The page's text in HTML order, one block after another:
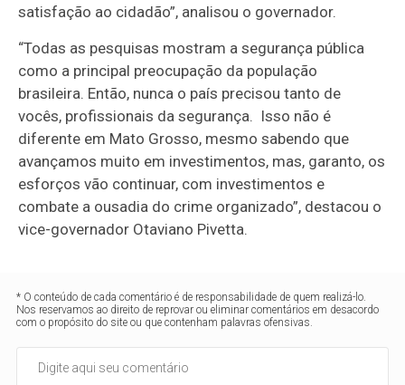
satisfação ao cidadão”, analisou o governador.
“Todas as pesquisas mostram a segurança pública
como a principal preocupação da população
brasileira. Então, nunca o país precisou tanto de
vocês, profissionais da segurança. Isso não é
diferente em Mato Grosso, mesmo sabendo que
avançamos muito em investimentos, mas, garanto, os
esforços vão continuar, com investimentos e
combate a ousadia do crime organizado”, destacou o
vice-governador Otaviano Pivetta.
* O conteúdo de cada comentário é de responsabilidade de quem realizá-lo.
Nos reservamos ao direito de reprovar ou eliminar comentários em desacordo
com o propósito do site ou que contenham palavras ofensivas.